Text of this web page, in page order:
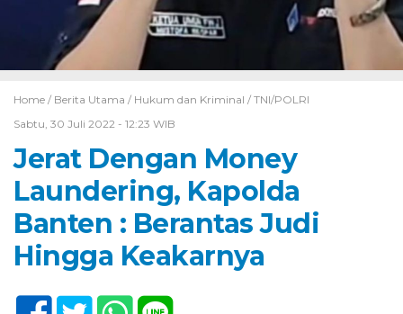
Home / Berita Utama / Hukum dan Kriminal / TNI/POLRI
Sabtu, 30 Juli 2022 - 12:23 WIB
Jerat Dengan Money
Laundering, Kapolda
Banten : Berantas Judi
Hingga Keakarnya